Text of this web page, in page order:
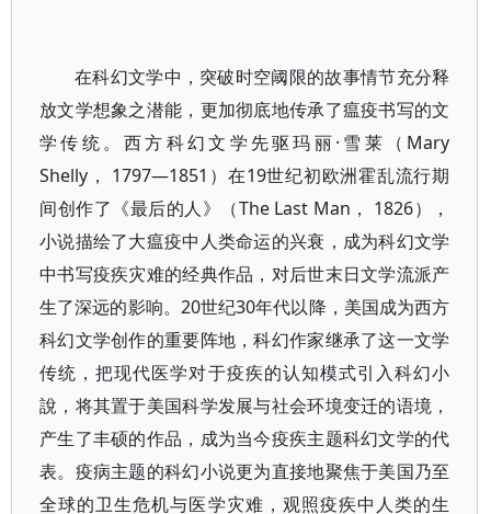
在科幻文学中，突破时空阈限的故事情节充分释
放文学想象之潜能，更加彻底地传承了瘟疫书写的文
学传统。西方科幻文学先驱玛丽·雪莱（Mary
Shelly， 1797—1851）在19世纪初欧洲霍乱流行期
间创作了《最后的人》（The Last Man， 1826），
小说描绘了大瘟疫中人类命运的兴衰，成为科幻文学
中书写疫疾灾难的经典作品，对后世末日文学流派产
生了深远的影响。20世纪30年代以降，美国成为西方
科幻文学创作的重要阵地，科幻作家继承了这一文学
传统，把现代医学对于疫疾的认知模式引入科幻小
說，将其置于美国科学发展与社会环境变迁的语境，
产生了丰硕的作品，成为当今疫疾主题科幻文学的代
表。疫病主题的科幻小说更为直接地聚焦于美国乃至
全球的卫生危机与医学灾难，观照疫疾中人类的生